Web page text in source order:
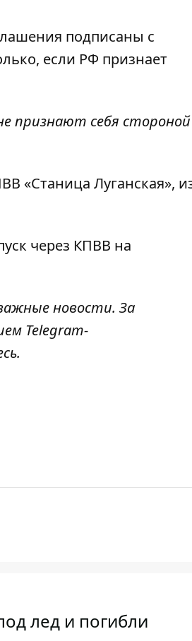
подписаны с
если РФ признает
признают себя стороной
«Станица Луганская»,
через КПВВ на
новости. За
Telegram-
.
лед и погибли